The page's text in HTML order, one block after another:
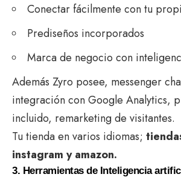
Conectar fácilmente con tu
Prediseños incorporados
Marca de negocio con
Además Zyro posee, messenger
integración con Google Analytics,
incluido, remarketing de visitantes.
Tu tienda en varios idiomas;
instagram yamazon.
3. Herramientas de Inteligencia